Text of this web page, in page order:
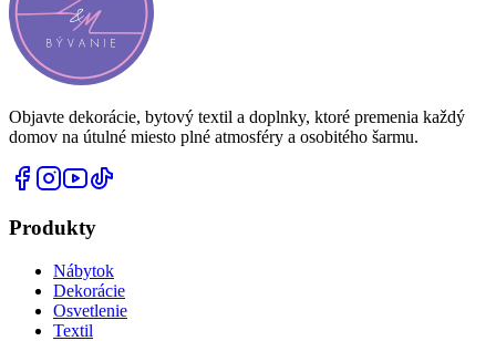
Objavte dekorácie, bytový textil a doplnky, ktoré premenia každý
domov na útulné miesto plné atmosféry a osobitého šarmu.
Produkty
Nábytok
Dekorácie
Osvetlenie
Textil